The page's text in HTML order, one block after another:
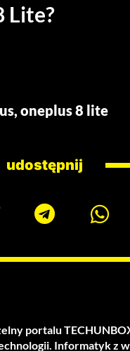
Lite?
, oneplus 8 lite
udostępnij
portalu
Informatyk z